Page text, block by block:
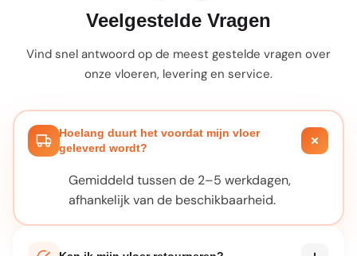
Veelgestelde Vragen
Vind snel antwoord op de meest gestelde vragen over
onze vloeren, levering en service.
Hoelang duurt het voordat mijn vloer
geleverd wordt?
Gemiddeld tussen de 2–5 werkdagen,
afhankelijk van de beschikbaarheid.